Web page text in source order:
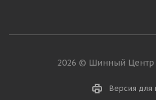
2026 © Шинный Центр
Версия для